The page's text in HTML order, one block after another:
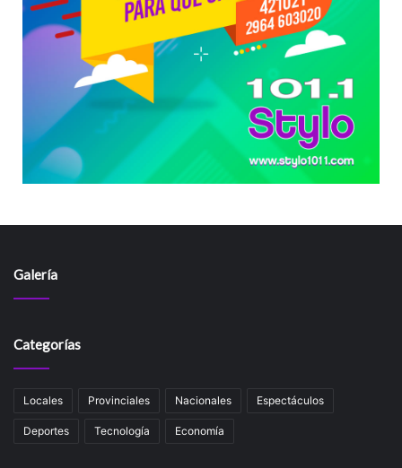
Galería
Categorías
Locales Provinciales Nacionales Espectáculos
Deportes Tecnología Economía